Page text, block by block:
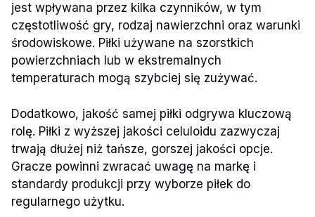
jest wpływana przez kilka czynników, w tym
częstotliwość gry, rodzaj nawierzchni oraz warunki
środowiskowe. Piłki używane na szorstkich
powierzchniach lub w ekstremalnych
temperaturach mogą szybciej się zużywać.
Dodatkowo, jakość samej piłki odgrywa kluczową
rolę. Piłki z wyższej jakości celuloidu zazwyczaj
trwają dłużej niż tańsze, gorszej jakości opcje.
Gracze powinni zwracać uwagę na markę i
standardy produkcji przy wyborze piłek do
regularnego użytku.